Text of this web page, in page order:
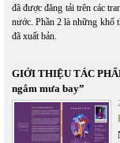
đã được đăng tải trên các
nước. Phần 2 là những khổ
đã xuất bản.
GIỚI THIỆU TÁC
ngắm mưa bay”